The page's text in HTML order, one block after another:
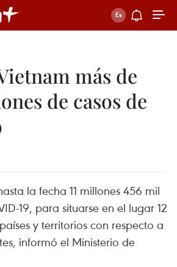
más de
de casos de
la fecha 11 millones 456 mil
19, para situarse en el lugar 12
y territorios con respecto a
informó el Ministerio de